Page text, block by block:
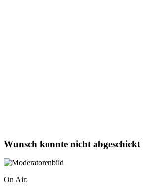
Wunsch konnte nicht abgeschickt
On Air: